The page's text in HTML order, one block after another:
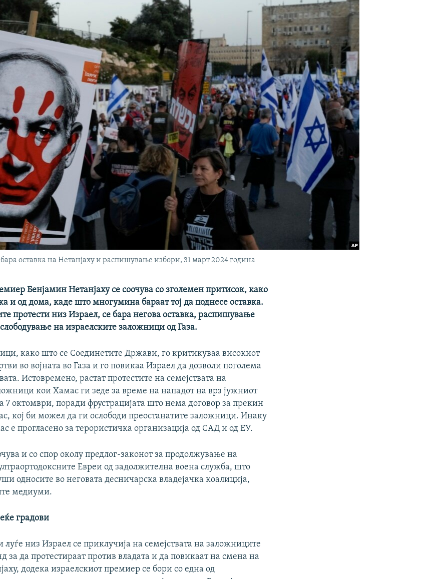
оставка на Нетанјаху и распишување избори, 31 март 2024 година
Бенјамин Нетанјаху се соочува со зголемен притисок, како
и од дома, каде што многумина бараат тој да поднесе оставка.
протести низ Израел, се бара негова оставка, распишување
на израелските заложници од Газа.
како што се Соединетите Држави, го критикуваа високиот
во војната во Газа и го повикаа Израел да дозволи поголема
Истовремено, растат протестите на семејствата на
кои Хамас ги зеде за време на нападот на врз јужниот
7 октомври, поради фрустрацијата што нема договор за прекин
кој би можел да ги ослободи преостанатите заложници. Инаку
е прогласено за терористичка организација од САД и од ЕУ.
и со спор околу предлог-законот за продолжување на
Евреи од задолжителна воена служба, што
односите во неговата десничарска владејачка коалиција,
медиуми.
градови
луѓе низ Израел се приклучија на семејствата на заложниците
за да протестираат против владата и да повикаат на смена на
додека израелскиот премиер се бори со една од